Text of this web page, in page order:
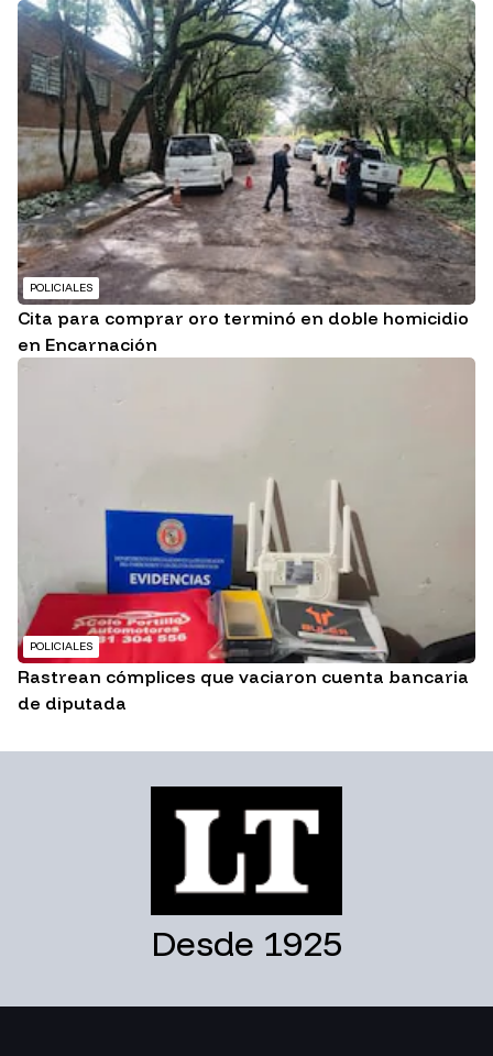
POLICIALES
Cita para comprar oro terminó en doble homicidio
en Encarnación
POLICIALES
Rastrean cómplices que vaciaron cuenta bancaria
de diputada
Desde 1925